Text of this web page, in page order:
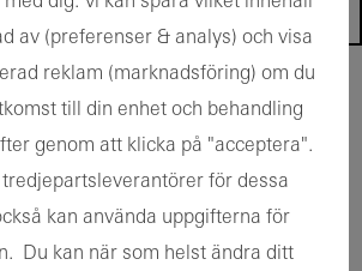
Startsida
E
av (preferenser & analys) och visa
reklam (marknadsföring) om du
till din enhet och behandling
genom att klicka på "acceptera".
för dessa
kan använda uppgifterna för
Du kan när som helst ändra ditt